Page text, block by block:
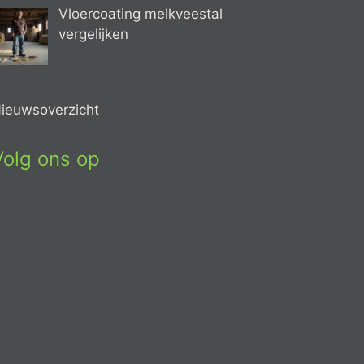
Vloercoating melkveestal
vergelijken
ons op